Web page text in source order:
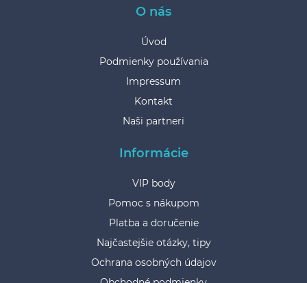
O nás
Úvod
Podmienky používania
Impressum
Kontakt
Naši partneri
Informácie
VIP body
Pomoc s nákupom
Platba a doručenie
Najčastejšie otázky, tipy
Ochrana osobných údajov